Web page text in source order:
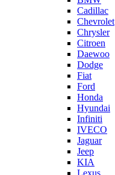
Cadillac
Chevrolet
Chrysler
Citroen
Daewoo
Dodge
Fiat
Ford
Honda
Hyundai
Infiniti
IVECO
Jaguar
Jeep
KIA
Lexus